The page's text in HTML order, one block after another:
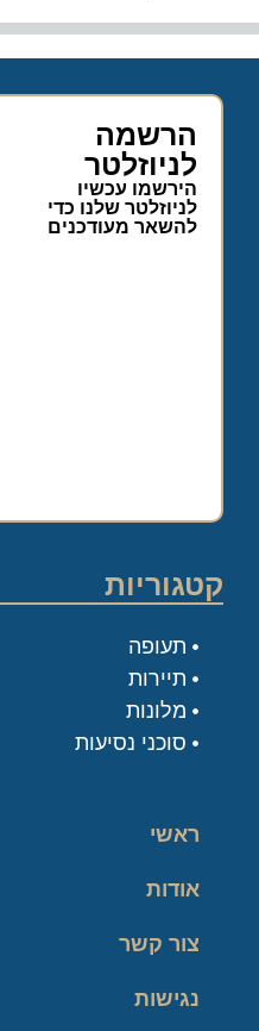
הרשמה
לניוזלטר
הירשמו עכשיו
לניוזלטר שלנו כדי
להשאר מעודכנים
קטגוריות
תעופה
תיירות
מלונות
סוכני נסיעות
ראשי
אודות
צור קשר
נגישות